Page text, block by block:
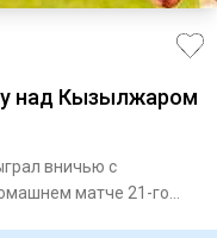
над Кызылжаром
вничью с
матче 21-го